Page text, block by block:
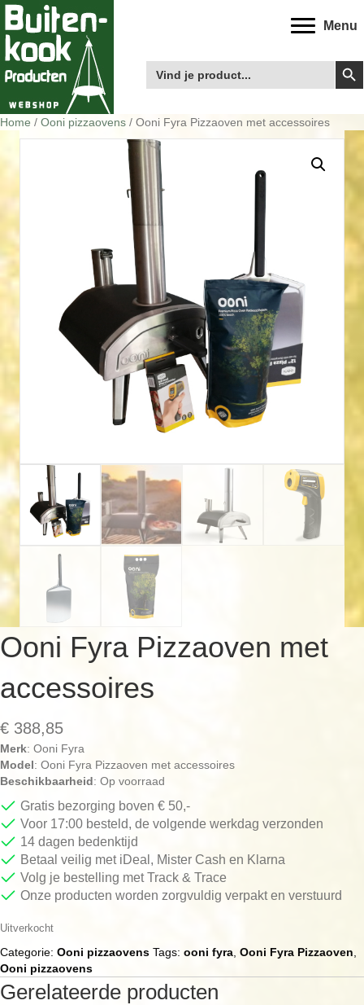
Menu
Zoek
naar:
Home / Ooni pizzaovens / Ooni Fyra Pizzaoven met accessoires
Ooni Fyra Pizzaoven met
accessoires
€ 388,85
Merk: Ooni Fyra
Model: Ooni Fyra Pizzaoven met accessoires
Beschikbaarheid: Op voorraad
Gratis bezorging boven € 50,-
Voor 17:00 besteld, de volgende werkdag verzonden
14 dagen bedenktijd
Betaal veilig met iDeal, Mister Cash en Klarna
Volg je bestelling met Track & Trace
Onze producten worden zorgvuldig verpakt en verstuurd
Uitverkocht
Categorie: Ooni pizzaovens Tags: ooni fyra Ooni Fyra Pizzaoven
Ooni pizzaovens
Gerelateerde producten